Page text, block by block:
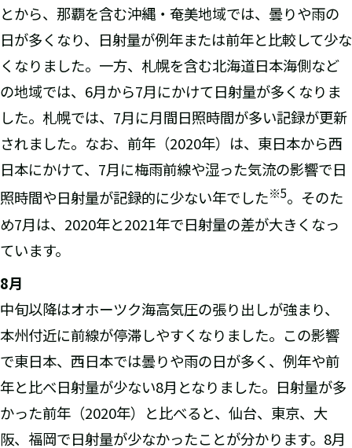
とから、那覇を含む沖縄・奄美地域では、曇りや雨の
日が多くなり、日射量が例年または前年と比較して少な
くなりました。一方、札幌を含む北海道日本海側など
の地域では、6月から7月にかけて日射量が多くなりま
した。札幌では、7月に月間日照時間が多い記録が更新
されました。なお、前年（2020年）は、東日本から西
日本にかけて、7月に梅雨前線や湿った気流の影響で日
照時間や日射量が記録的に少ない年でした※5。そのた
め7月は、2020年と2021年で日射量の差が大きくなっ
ています。
8月
中旬以降はオホーツク海高気圧の張り出しが強まり、
本州付近に前線が停滞しやすくなりました。この影響
で東日本、西日本では曇りや雨の日が多く、例年や前
年と比べ日射量が少ない8月となりました。日射量が多
かった前年（2020年）と比べると、仙台、東京、大
阪、福岡で日射量が少なかったことが分かります。8月